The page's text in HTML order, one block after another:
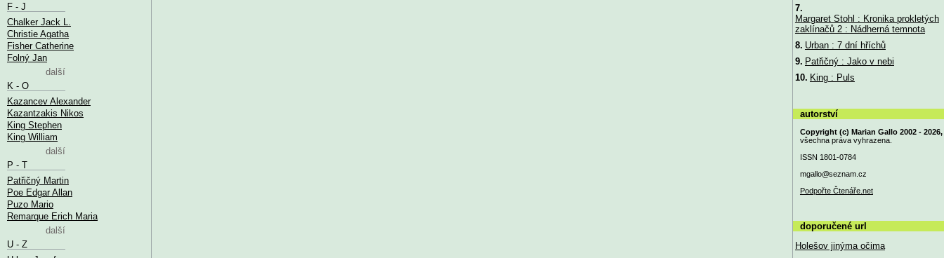
F - J
Chalker Jack L.
Christie Agatha
Fisher Catherine
Folný Jan
další
K - O
Kazancev Alexander
Kazantzakis Nikos
King Stephen
King William
další
P - T
Patřičný Martin
Poe Edgar Allan
Puzo Mario
Remarque Erich Maria
další
U - Z
7.
Margaret Stohl : Kronika prokletých
zaklínačů 2 : Nádherná temnota
8. Urban : 7 dní hříchů
9. Patřičný : Jako v nebi
10. King : Puls
autorství
Copyright (c) Marian Gallo 2002 - 2026,
všechna práva vyhrazena.
ISSN 1801-0784
mgallo@seznam.cz
Podpořte Čtenáře.net
doporučené url
Holešov jinýma očima